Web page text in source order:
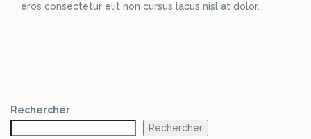
eros consectetur elit non cursus lacus nisl at dolor.
Rechercher
Rechercher